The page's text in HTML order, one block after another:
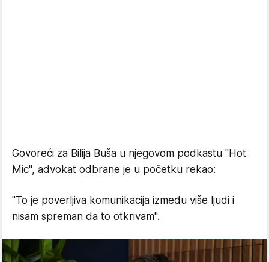
Govoreći za Bilija Buša u njegovom podkastu "Hot
Mic", advokat odbrane je u početku rekao:
"To je poverljiva komunikacija između više ljudi i
nisam spreman da to otkrivam".